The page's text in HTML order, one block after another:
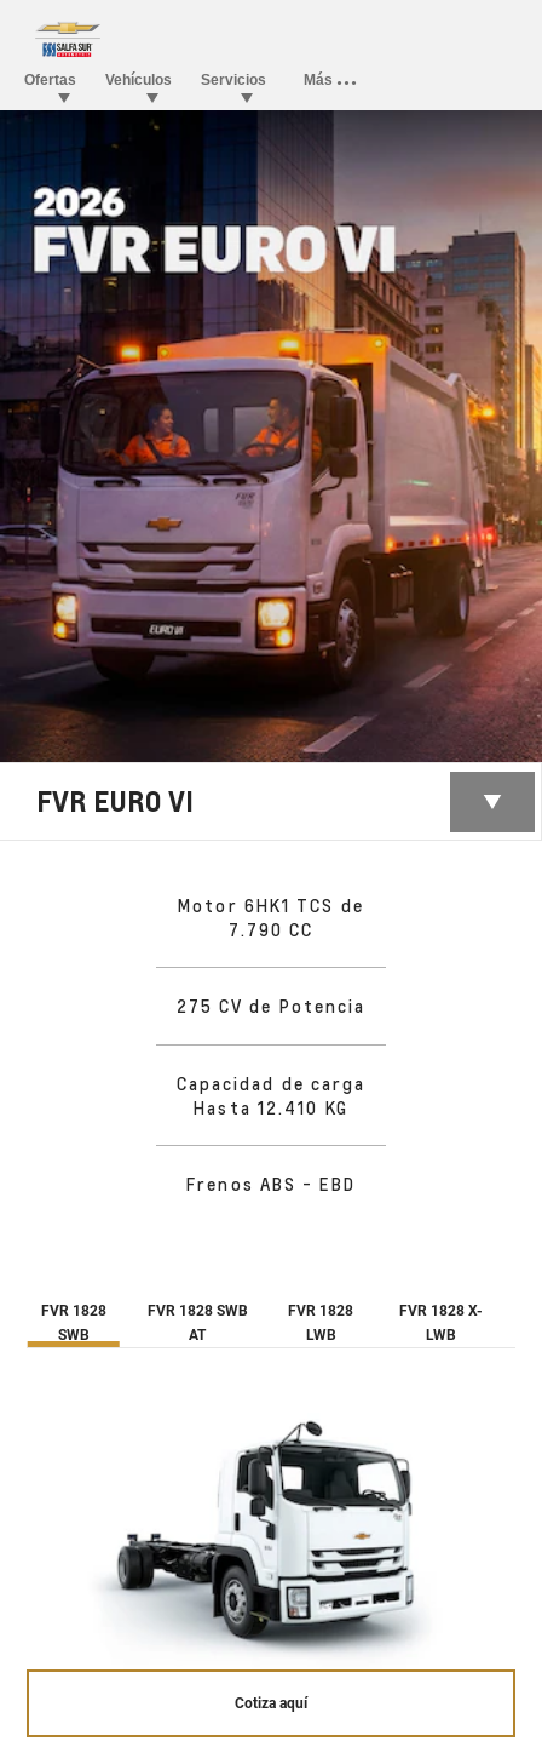
FVR EURO VI
Motor 6HK1 TCS de
7.790 CC
275 CV de Potencia​
Capacidad de carga
Hasta 12.410 KG​
Frenos ABS - EBD
FVR 1828
SWB​
FVR 1828 SWB
AT​
FVR 1828
LWB​
FVR 1828 X-
LWB​
Cotiza aquí